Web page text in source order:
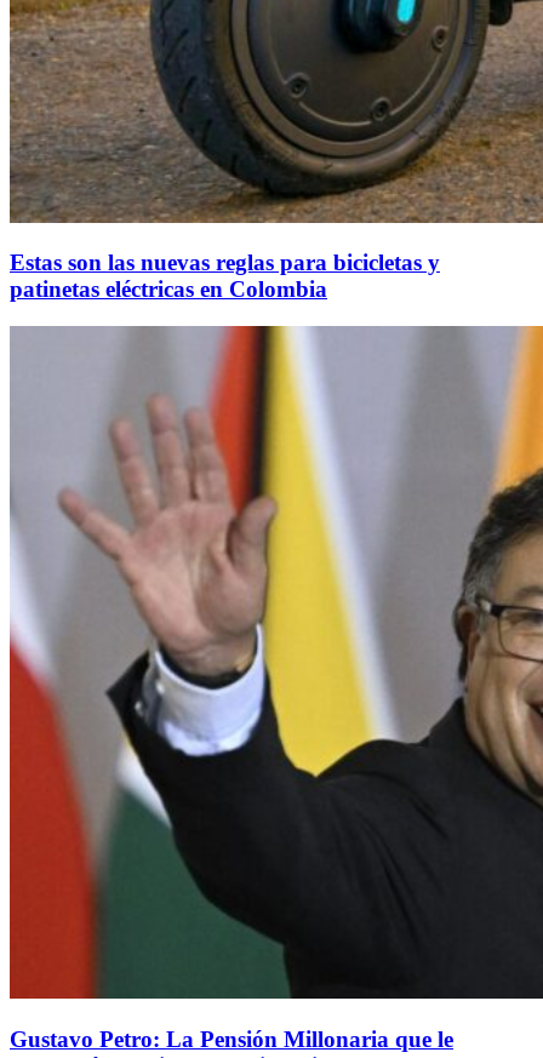
Estas son las nuevas reglas para bicicletas y
patinetas eléctricas en Colombia
Gustavo Petro: La Pensión Millonaria que le